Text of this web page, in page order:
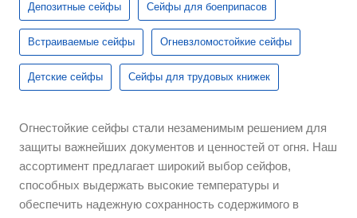
Депозитные сейфы Сейфы для боеприпасов
Встраиваемые сейфы Огневзломостойкие сейфы
Детские сейфы Сейфы для трудовых книжек
Огнестойкие сейфы стали незаменимым решением для
защиты важнейших документов и ценностей от огня. Наш
ассортимент предлагает широкий выбор сейфов,
способных выдержать высокие температуры и
обеспечить надежную сохранность содержимого в